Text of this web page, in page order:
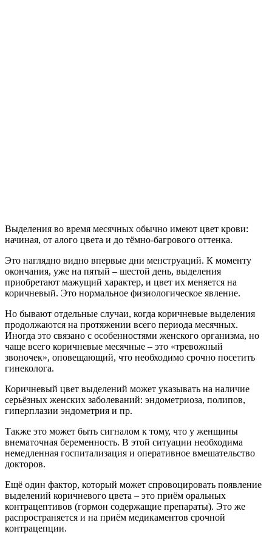
Выделения во время месячных обычно имеют цвет крови:
начиная, от алого цвета и до тёмно-багрового оттенка.
Это наглядно видно впервые дни менструаций. К моменту
окончания, уже на пятый – шестой день, выделения
приобретают мажущий характер, и цвет их меняется на
коричневый. Это нормальное физиологическое явление.
Но бывают отдельные случаи, когда коричневые выделения
продолжаются на протяжении всего периода месячных.
Иногда это связано с особенностями женского организма, но
чаще всего коричневые месячные – это «тревожный
звоночек», оповещающий, что необходимо срочно посетить
гинеколога.
Коричневый цвет выделений может указывать на наличие
серьёзных женских заболеваний: эндометриоза, полипов,
гиперплазии эндометрия и пр.
Также это может быть сигналом к тому, что у женщины
внематочная беременность. В этой ситуации необходима
немедленная госпитализация и оперативное вмешательство
докторов.
Ещё один фактор, который может спровоцировать появление
выделений коричневого цвета – это приём оральных
контрацептивов (гормон содержащие препараты). Это же
распространяется и на приём медикаментов срочной
контрацепции.